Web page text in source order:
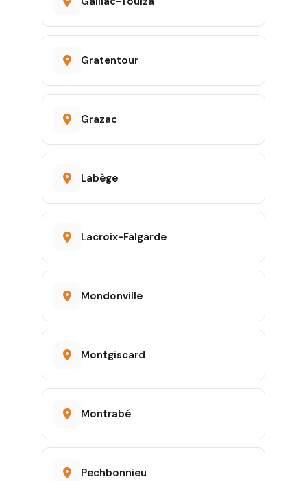
Gratentour
Grazac
Labège
Lacroix-Falgarde
Mondonville
Montgiscard
Montrabé
Pechbonnieu